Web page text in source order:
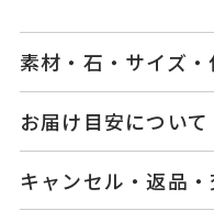
素材・石・サイズ・
品番
素材
K10
お届け目安について
せ。
キャンセル・返品